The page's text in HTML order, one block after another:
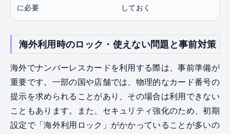
に必要
しておく
海外利用時のロック・使えない問題と事前対策
海外でナンバーレスカードを利用する際は、事前準備が
重要です。一部の国や店舗では、物理的なカード番号の
提示を求められることがあり、その場合は利用できない
こともあります。また、セキュリティ強化のため、初期
設定で「海外利用ロック」がかかっていることが多いの